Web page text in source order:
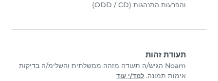
והפרעות התנהגות (ODD / CD)
תעודת זהות
Noam הגיש/ה תעודה מזהה ממשלתית והשלימ/ה בדיקות
אימות תמונה. למד/י עוד